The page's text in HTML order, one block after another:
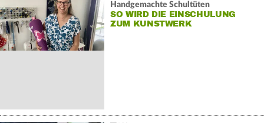
Handgemachte Schultüten
SO WIRD DIE EINSCHULUNG
ZUM KUNSTWERK